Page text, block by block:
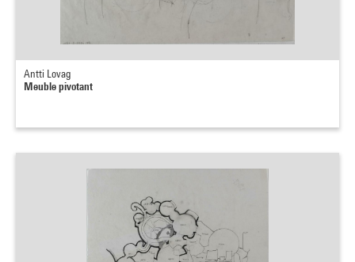
Antti Lovag
Meuble pivotant